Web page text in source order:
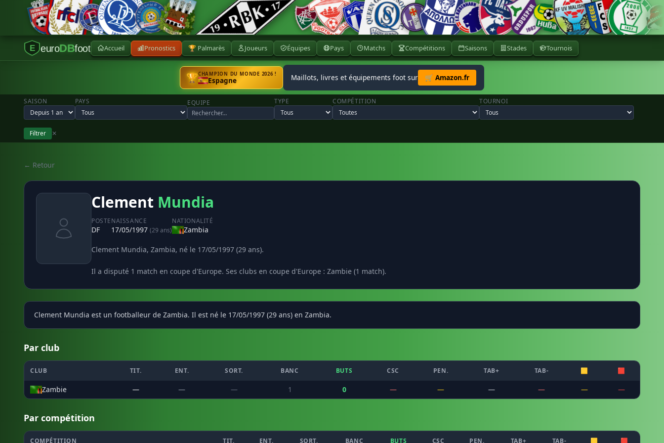
E euroDBfoot Accueil Pronostics 🏆 Palmarès Joueurs Équipes Pays Matchs Compétitions Saisons Stades Tournois
🏆CHAMPION DU MONDE 2026 !
Espagne Maillots, livres et équipements foot sur 🛒 Amazon.fr
SAISON PAYS EQUIPE TYPE COMPÉTITION TOURNOI
Filtrer ✕
← Retour
Clement Mundia
POSTE
DF
NAISSANCE
17/05/1997 (29 ans)
NATIONALITÉ
Zambia
Clement Mundia, Zambia, né le 17/05/1997 (29 ans).
Il a disputé 1 match en coupe d'Europe. Ses clubs en coupe d'Europe : Zambie (1 match).
Clement Mundia est un footballeur de Zambia. Il est né le 17/05/1997 (29 ans) en Zambia.
Par club
CLUB TIT. ENT. SORT. BANC BUTS CSC PEN. TAB+ TAB- 🟨 🟥
Zambie — — — 1 0 — — — — — —
Par compétition
COMPÉTITION TIT. ENT. SORT. BANC BUTS CSC PEN. TAB+ TAB- 🟨 🟥